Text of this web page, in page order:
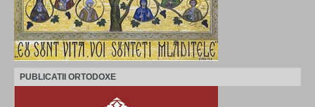
PUBLICATII ORTODOXE